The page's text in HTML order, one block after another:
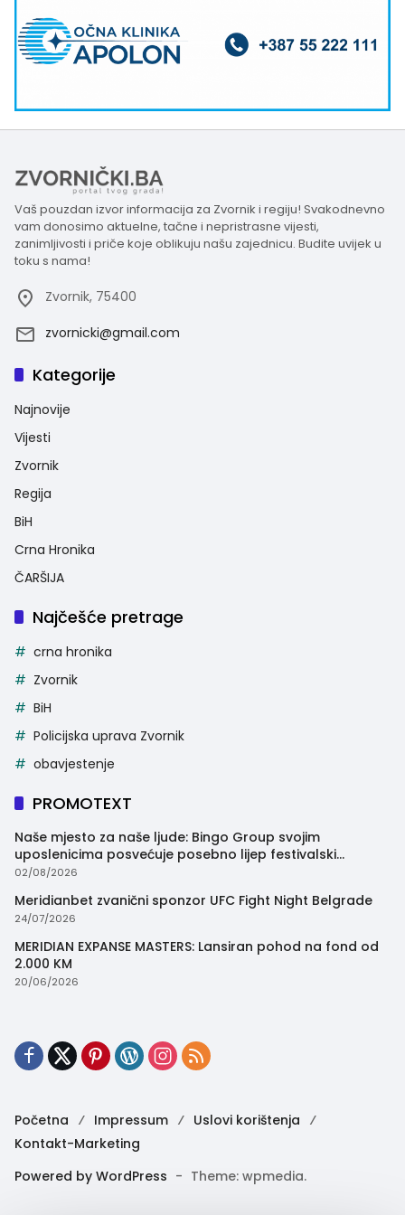
Vaš pouzdan izvor informacija za Zvornik i regiju! Svakodnevno
vam donosimo aktuelne, tačne i nepristrasne vijesti,
zanimljivosti i priče koje oblikuju našu zajednicu. Budite uvijek u
toku s nama!
Zvornik, 75400
zvornicki@gmail.com
Kategorije
Najnovije
Vijesti
Zvornik
Regija
BiH
Crna Hronika
ČARŠIJA
Najčešće pretrage
crna hronika
Zvornik
BiH
Policijska uprava Zvornik
obavjestenje
PROMOTEXT
Naše mjesto za naše ljude: Bingo Group svojim
uposlenicima posvećuje posebno lijep festivalski
trenutak
02/08/2026
Meridianbet zvanični sponzor UFC Fight Night Belgrade
24/07/2026
MERIDIAN EXPANSE MASTERS: Lansiran pohod na fond od
2.000 KM
20/06/2026
Početna Impressum
Uslovi korištenja
Kontakt-Marketing
Powered by WordPress - Theme: wpmedia.